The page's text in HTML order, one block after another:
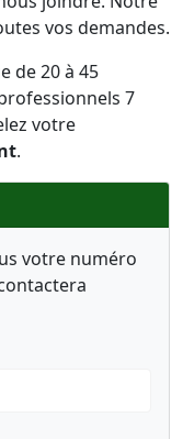
vos demandes.
de 20 à 45
7
votre
.
votre numéro